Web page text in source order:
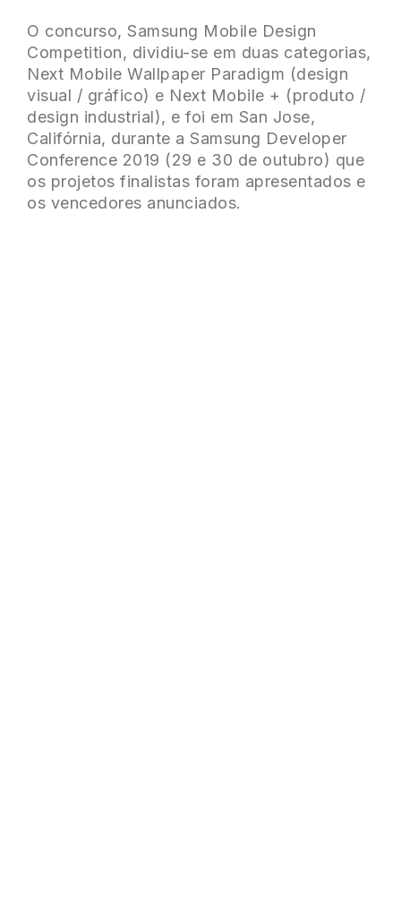
O concurso, Samsung Mobile Design
Competition, dividiu-se em duas categorias,
Next Mobile Wallpaper Paradigm (design
visual / gráfico) e Next Mobile + (produto /
design industrial), e foi em San Jose,
Califórnia, durante a Samsung Developer
Conference 2019 (29 e 30 de outubro) que
os projetos finalistas foram apresentados e
os vencedores anunciados.